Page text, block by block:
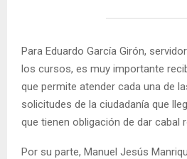
Para Eduardo García Girón,
los cursos, es muy importante
que permite atender cada una de
solicitudes de la ciudadanía que
que tienen obligación de dar cabal
Por su parte, Manuel Jesús